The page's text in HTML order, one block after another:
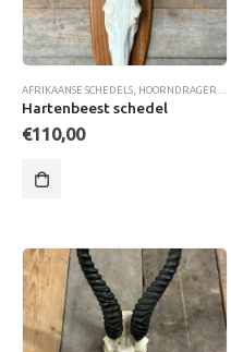
AFRIKAANSE SCHEDELS, HOORNDRAGERS ,
Hartenbeest schedel
€110,00